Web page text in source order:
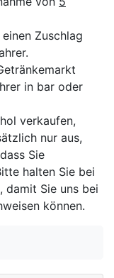
Zuschlag
in bar oder
verkaufen,
nur aus,
Sie
halten Sie bei
damit Sie uns bei
können.